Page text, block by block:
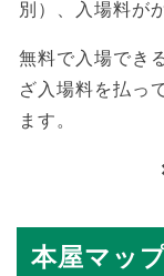
別）、入場料が
無料で入場でき
ざ入場料を払っ
ます。
本屋マッ